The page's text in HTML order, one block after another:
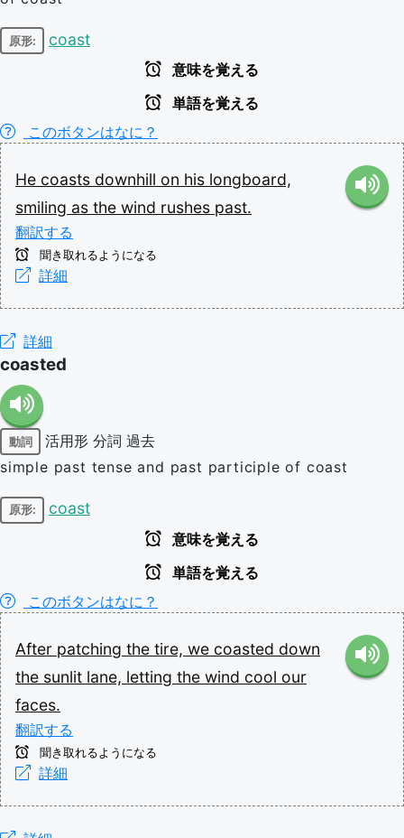
原形: coast
意味を覚える
単語を覚える
このボタンはなに？
He coasts downhill on his longboard,
smiling as the wind rushes past.
翻訳する
聞き取れるようになる
詳細
詳細
coasted
動詞 活用形 分詞 過去
simple past tense and past participle of coast
原形: coast
意味を覚える
単語を覚える
このボタンはなに？
After patching the tire, we coasted down
the sunlit lane, letting the wind cool our
faces.
翻訳する
聞き取れるようになる
詳細